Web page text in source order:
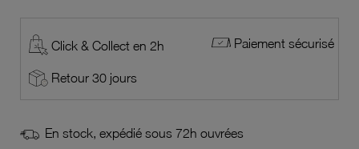
Click & Collect en 2h Paiement sécurisé
Retour 30 jours
En stock, expédié sous 72h ouvrées